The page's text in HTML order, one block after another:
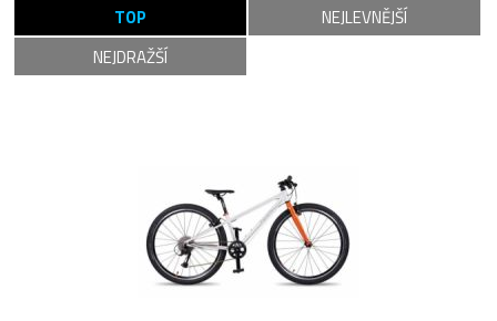
TOP
NEJLEVNĚJŠÍ
NEJDRAŽŠÍ